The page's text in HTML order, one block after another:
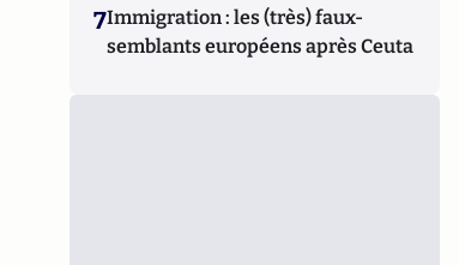
7Immigration : les (très) faux-
semblants européens après Ceuta